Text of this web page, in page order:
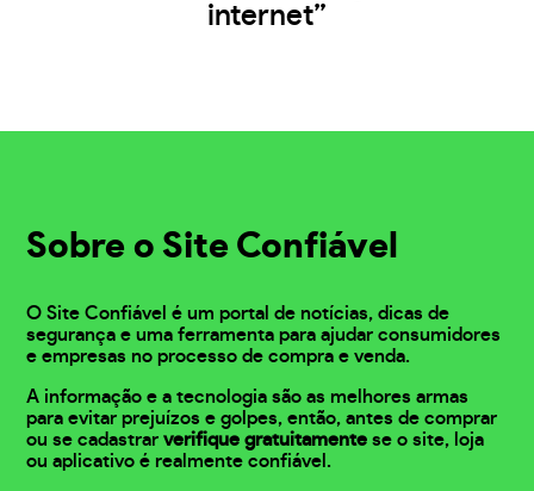
internet”
Sobre o Site Confiável
O Site Confiável é um portal de notícias, dicas de
segurança e uma ferramenta para ajudar consumidores
e empresas no processo de compra e venda.
A informação e a tecnologia são as melhores armas
para evitar prejuízos e golpes, então, antes de comprar
ou se cadastrarverifique gratuitamente se o site, loja
ou aplicativo é realmente confiável.